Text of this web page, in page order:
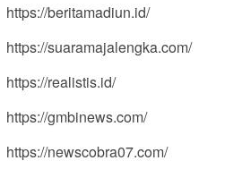
https://beritamadiun.id/
https://suaramajalengka.com/
https://realistis.id/
https://gmbinews.com/
https://newscobra07.com/